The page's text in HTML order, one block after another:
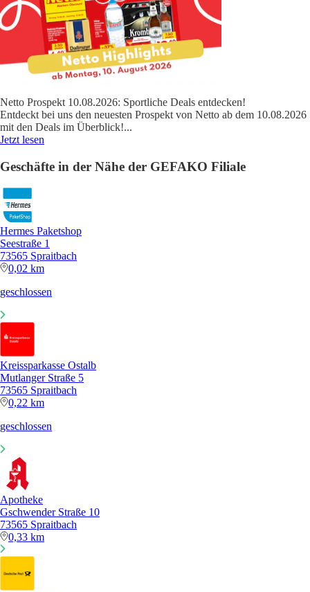
Netto Prospekt 10.08.2026: Sportliche Deals entdecken!
Entdeckt bei uns den neuesten Prospekt von Netto ab dem 10.08.2026
mit den Deals im Überblick!...
Jetzt lesen
Geschäfte in der Nähe der GEFAKO Filiale
Hermes Paketshop
Seestraße 1
73565 Spraitbach
0,02 km
geschlossen
Kreissparkasse Ostalb
Mutlanger Straße 5
73565 Spraitbach
0,22 km
geschlossen
Apotheke
Gschwender Straße 10
73565 Spraitbach
0,33 km